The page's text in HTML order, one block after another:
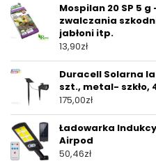
Mospilan 20 SP 5
zwalczania
jabłoni itp.
13,90zł
Duracell Solarna
szt., metal- szkło,
175,00zł
Ładowarka
Airpod
50,46zł